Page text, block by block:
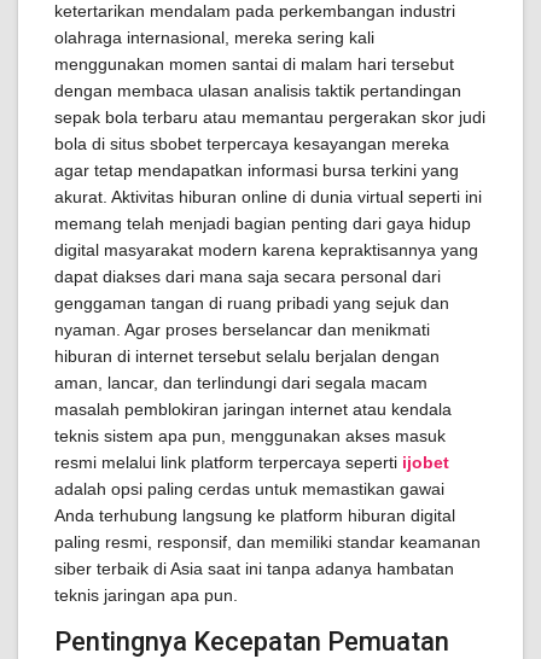
ketertarikan mendalam pada perkembangan industri
olahraga internasional, mereka sering kali
menggunakan momen santai di malam hari tersebut
dengan membaca ulasan analisis taktik pertandingan
sepak bola terbaru atau memantau pergerakan skor judi
bola di situs sbobet terpercaya kesayangan mereka
agar tetap mendapatkan informasi bursa terkini yang
akurat. Aktivitas hiburan online di dunia virtual seperti ini
memang telah menjadi bagian penting dari gaya hidup
digital masyarakat modern karena kepraktisannya yang
dapat diakses dari mana saja secara personal dari
genggaman tangan di ruang pribadi yang sejuk dan
nyaman. Agar proses berselancar dan menikmati
hiburan di internet tersebut selalu berjalan dengan
aman, lancar, dan terlindungi dari segala macam
masalah pemblokiran jaringan internet atau kendala
teknis sistem apa pun, menggunakan akses masuk
resmi melalui link platform terpercaya seperti ijobet
adalah opsi paling cerdas untuk memastikan gawai
Anda terhubung langsung ke platform hiburan digital
paling resmi, responsif, dan memiliki standar keamanan
siber terbaik di Asia saat ini tanpa adanya hambatan
teknis jaringan apa pun.
Pentingnya Kecepatan Pemuatan